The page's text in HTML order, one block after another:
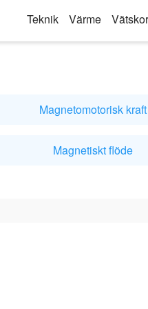
Teknik Värme Vätskor
Magnetomotorisk kraft
Magnetiskt flöde